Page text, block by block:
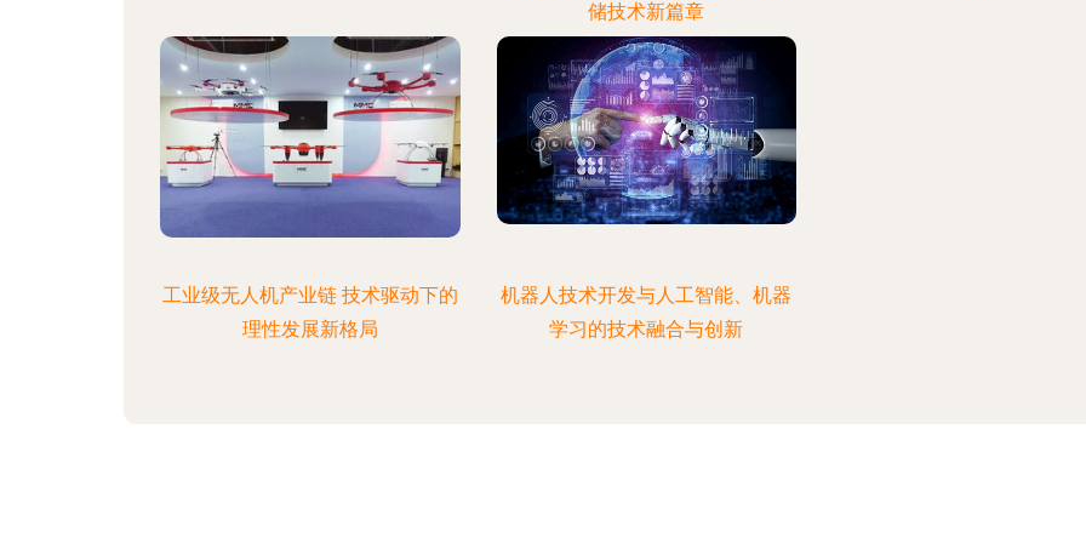
储技术新篇章
工业级无人机产业链 技术驱动下的
理性发展新格局
机器人技术开发与人工智能、机器
学习的技术融合与创新